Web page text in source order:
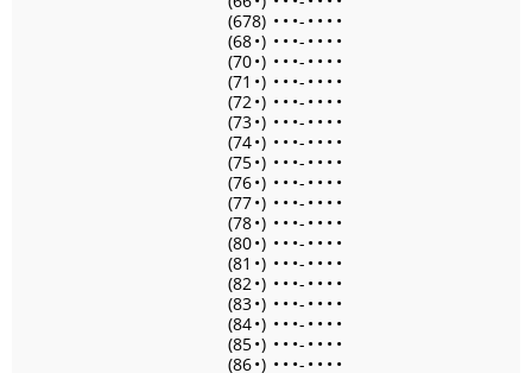
(678) • • •- • • • •
(68•) • • •- • • • •
(70•) • • •- • • • •
(71 •) • • •- • • • •
(72•) • • •- • • • •
(73•) • • •- • • • •
(74•) • • •- • • • •
(75•) • • •- • • • •
(76•) • • •- • • • •
(77•) • • •- • • • •
(78•) • • •- • • • •
(80•) • • •- • • • •
(81 •) • • •- • • • •
(82•) • • •- • • • •
(83•) • • •- • • • •
(84•) • • •- • • • •
(85•) • • •- • • • •
(86•) • • •- • • • •